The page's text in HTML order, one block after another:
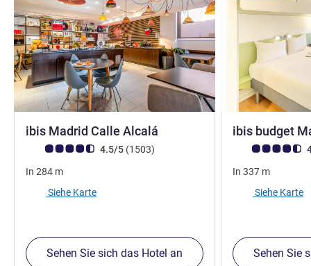
ibis Madrid Calle Alcalá
Note Kundenmeinungen (Bewertung ALL)
4.5/5 (1503Bewertungen
)
In 284 m
Siehe Karte
Sehen Sie sich das Hotel an
ibis budget
Note
In 337 m
Siehe Karte
Sehen Sie